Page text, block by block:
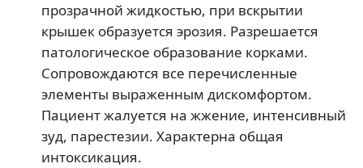
прозрачной жидкостью, при вскрытии
крышек образуется эрозия. Разрешается
патологическое образование корками.
Сопровождаются все перечисленные
элементы выраженным дискомфортом.
Пациент жалуется на жжение, интенсивный
зуд, парестезии. Характерна общая
интоксикация.